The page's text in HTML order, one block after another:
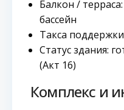
Балкон /
бассейн
Такса
Статус здания:
(Акт 16)
Комплекс и